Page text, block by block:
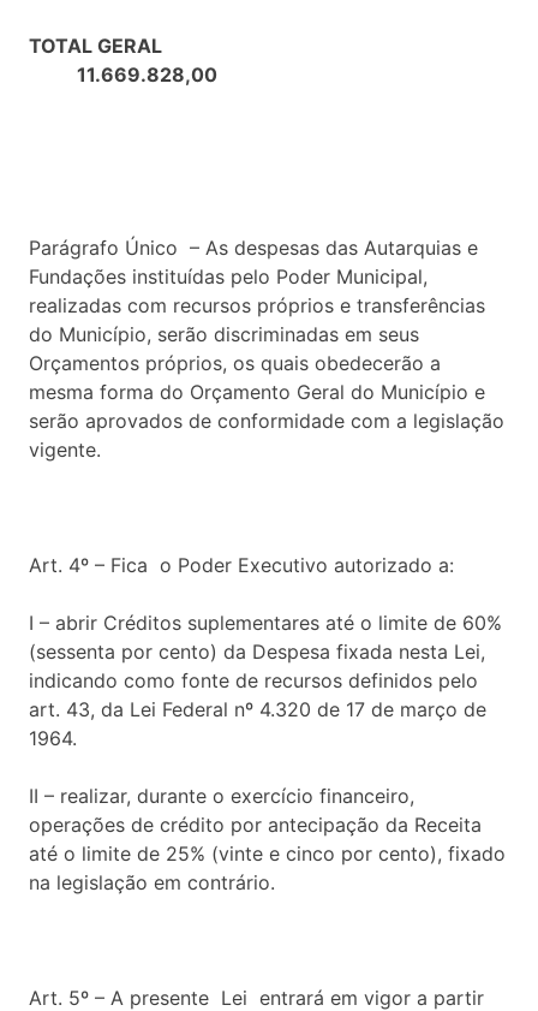
TOTAL GERAL
11.669.828,00
Parágrafo Único – As despesas das Autarquias e
Fundações instituídas pelo Poder Municipal,
realizadas com recursos próprios e transferências
do Município, serão discriminadas em seus
Orçamentos próprios, os quais obedecerão a
mesma forma do Orçamento Geral do Município e
serão aprovados de conformidade com a legislação
vigente.
Art. 4º – Fica o Poder Executivo autorizado a:
I – abrir Créditos suplementares até o limite de 60%
(sessenta por cento) da Despesa fixada nesta Lei,
indicando como fonte de recursos definidos pelo
art. 43, da Lei Federal nº 4.320 de 17 de março de
1964.
II – realizar, durante o exercício financeiro,
operações de crédito por antecipação da Receita
até o limite de 25% (vinte e cinco por cento), fixado
na legislação em contrário.
Art. 5º – A presente Lei entrará em vigor a partir